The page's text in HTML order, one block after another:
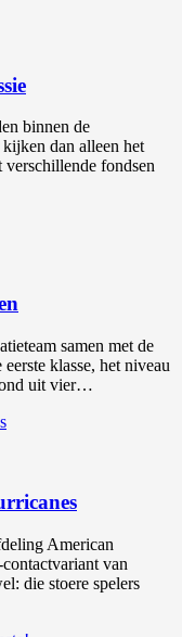
binnen de
dan alleen het
fondsen
samen met de
klasse, het niveau
uit vier…
American
van
die stoere spelers